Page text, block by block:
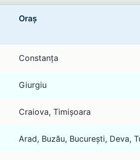
Oraș
Constanța
Giurgiu
Craiova, Timișoara
Arad, Buzău, București, Deva,